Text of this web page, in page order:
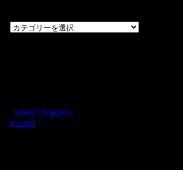
過
テ
ゴ
info@choppers-
jp.com